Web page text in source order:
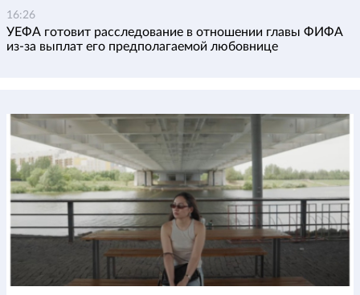
16:26
УЕФА готовит расследование в отношении главы ФИФА
из-за выплат его предполагаемой любовнице